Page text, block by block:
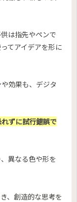
は指先やペンで
てアイデアを形に
効果も、デジタ
ずに試行錯誤で
異なる色や形を
、創造的な思考を